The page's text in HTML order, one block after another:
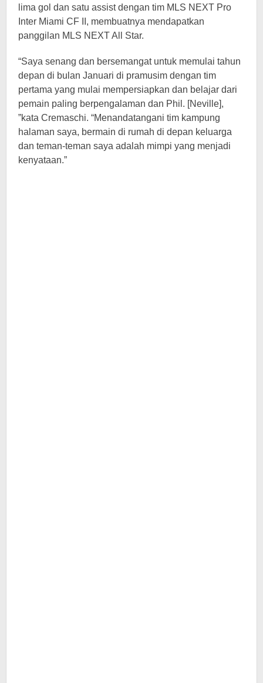
lima gol dan satu assist dengan tim MLS NEXT Pro
Inter Miami CF II, membuatnya mendapatkan
panggilan MLS NEXT All Star.
“Saya senang dan bersemangat untuk memulai tahun
depan di bulan Januari di pramusim dengan tim
pertama yang mulai mempersiapkan dan belajar dari
pemain paling berpengalaman dan Phil. [Neville],
”kata Cremaschi. “Menandatangani tim kampung
halaman saya, bermain di rumah di depan keluarga
dan teman-teman saya adalah mimpi yang menjadi
kenyataan.”